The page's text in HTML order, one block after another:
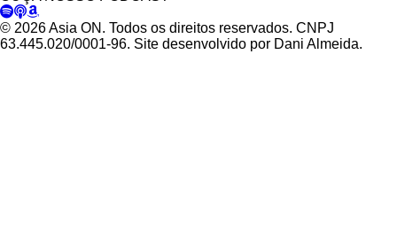
© 2026 Asia ON. Todos os direitos reservados. CNPJ
63.445.020/0001-96. Site desenvolvido por Dani Almeida.